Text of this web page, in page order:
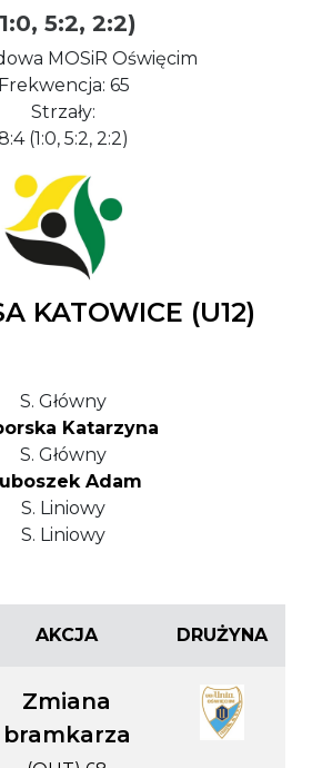
5:2, 2:2)
MOSiR Oświęcim
Frekwencja: 65
Strzały:
(1:0, 5:2, 2:2)
KATOWICE (U12)
S. Główny
Katarzyna
S. Główny
Adam
S. Liniowy
S. Liniowy
AKCJA DRUŻYNA
Zmiana
bramkarza